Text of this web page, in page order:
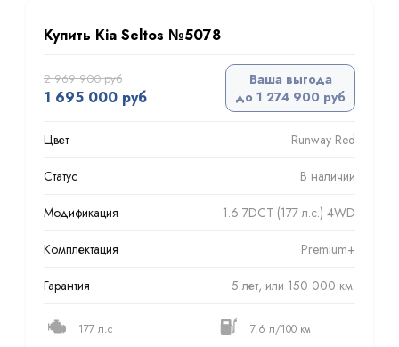
Купить Kia Seltos №5078
2 969 900 руб
1 695 000 руб
Ваша выгода
до 1 274 900 руб
Цвет Runway Red
Статус В наличии
Модификация 1.6 7DCT (177 л.с.) 4WD
Комплектация Premium+
Гарантия 5 лет, или 150 000 км.
177 л.с
7.6 л/100 км